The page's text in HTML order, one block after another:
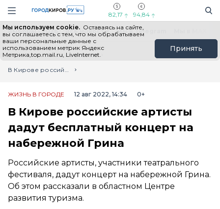
Навигация сайта
82,17 94,84
Мы используем cookie. Оставаясь на сайте,
вы соглашаетесь с тем, что мы обрабатываем
ваши персональные данные с
использованием метрик Яндекс
Метрика,top.mail.ru, LiveInternet.
Принять
Выборы - 2026 Все новости Мы в Telegram
Главная
Лента новостей
В Кирове российские артисты дадут бесплатный концерт на набережной Грина
ЖИЗНЬ В ГОРОДЕ 12 авг 2022, 14:34 0+
В Кирове российские артисты
дадут бесплатный концерт на
набережной Грина
Российские артисты, участники театрального
фестиваля, дадут концерт на набережной Грина.
Об этом рассказали в областном Центре
развития туризма.